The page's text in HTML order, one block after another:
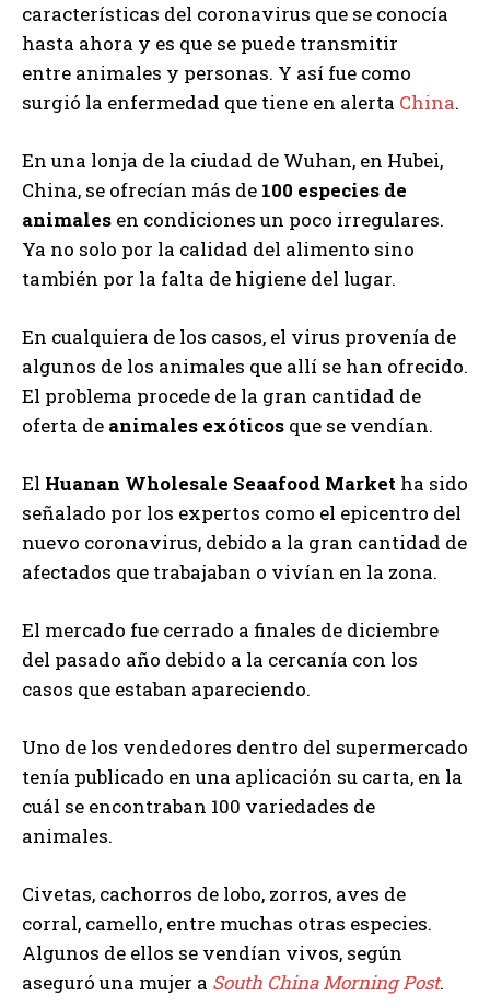
características del coronavirus que se conocía
hasta ahora y es que se puede transmitir
entre animales y personas. Y así fue como
surgió la enfermedad que tiene en alerta China.
En una lonja de la ciudad de Wuhan, en Hubei,
China, se ofrecían más de 100 especies de
animales en condiciones un poco irregulares.
Ya no solo por la calidad del alimento sino
también por la falta de higiene del lugar.
En cualquiera de los casos, el virus provenía de
algunos de los animales que allí se han ofrecido.
El problema procede de la gran cantidad de
oferta de animales exóticos que se vendían.
El Huanan Wholesale Seaafood Market ha sido
señalado por los expertos como el epicentro del
nuevo coronavirus, debido a la gran cantidad de
afectados que trabajaban o vivían en la zona.
El mercado fue cerrado a finales de diciembre
del pasado año debido a la cercanía con los
casos que estaban apareciendo.
Uno de los vendedores dentro del supermercado
tenía publicado en una aplicación su carta, en la
cuál se encontraban 100 variedades de
animales.
Civetas, cachorros de lobo, zorros, aves de
corral, camello, entre muchas otras especies.
Algunos de ellos se vendían vivos, según
aseguró una mujer a South China Morning Post.